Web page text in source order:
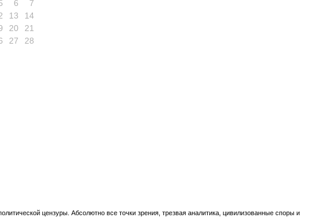
6
7
13
14
20
21
27
28
цензуры. Абсолютно все точки зрения, трезвая аналитика, цивилизованные споры и